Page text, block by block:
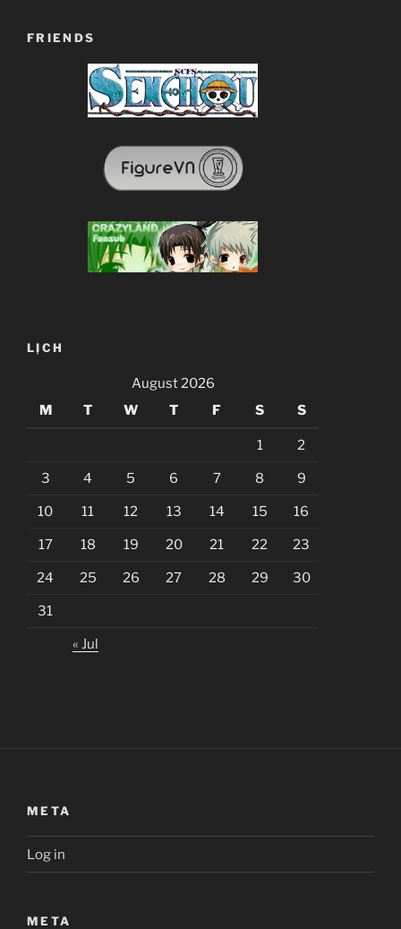
FRIENDS
LỊCH
August 2026
M
T W T F S S
1 2
3 4 5 6 7 8 9
10 11 12 13 14 15 16
17 18 19 20 21 22 23
24 25 26 27 28 29 30
31
« Jul
META
Log in
META